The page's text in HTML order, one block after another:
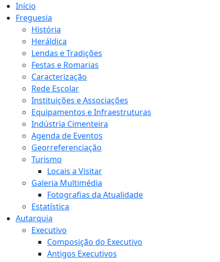
Início
Freguesia
História
Heráldica
Lendas e Tradições
Festas e Romarias
Caracterização
Rede Escolar
Instituições e Associações
Equipamentos e Infraestruturas
Indústria Cimenteira
Agenda de Eventos
Georreferenciação
Turismo
Locais a Visitar
Galeria Multimédia
Fotografias da Atualidade
Estatística
Autarquia
Executivo
Composição do Executivo
Antigos Executivos